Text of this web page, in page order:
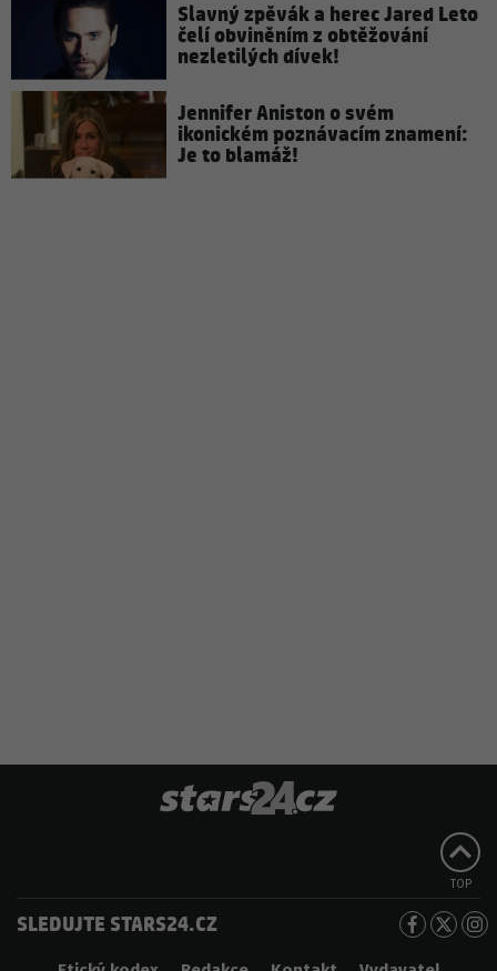
Slavný zpěvák a herec Jared Leto
čelí obviněním z obtěžování
nezletilých dívek!
Jennifer Aniston o svém
ikonickém poznávacím znamení:
Je to blamáž!
TOP
SLEDUJTE STARS24.CZ